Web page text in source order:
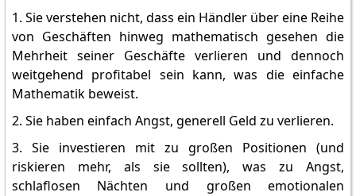
1. Sie verstehen nicht, dass ein Händler über eine Reihe
von Geschäften hinweg mathematisch gesehen die
Mehrheit seiner Geschäfte verlieren und dennoch
weitgehend profitabel sein kann, was die einfache
Mathematik beweist.
2. Sie haben einfach Angst, generell Geld zu verlieren.
3. Sie investieren mit zu großen Positionen (und
riskieren mehr, als sie sollten), was zu Angst,
schlaflosen Nächten und großen emotionalen